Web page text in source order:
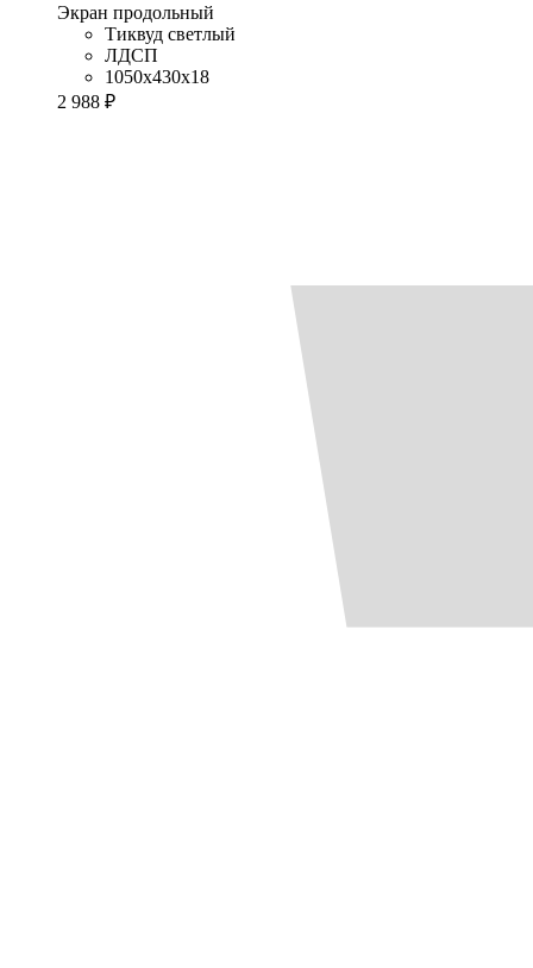
Экран продольный
Тиквуд светлый
ЛДСП
1050x430x18
2 988 ₽